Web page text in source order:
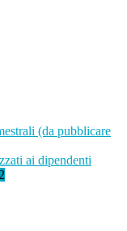
(da pubblicare
ai dipendenti
2